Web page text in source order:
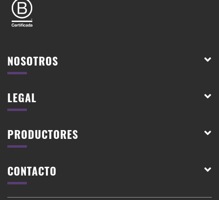
NOSOTROS
LEGAL
PRODUCTORES
CONTACTO